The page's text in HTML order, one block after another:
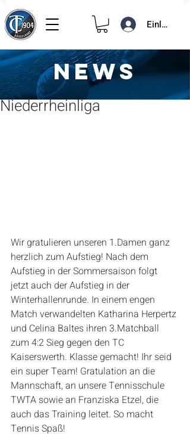
Einloggen
Aufstieg in die
Niederrheinliga
2. Feb. 2020 1 Min. Lesezeit
Wir gratulieren unseren 1.Damen ganz
herzlich zum Aufstieg! Nach dem
Aufstieg in der Sommersaison folgt
jetzt auch der Aufstieg in der
Winterhallenrunde. In einem engen
Match verwandelten Katharina Herpertz
und Celina Baltes ihren 3.Matchball
zum 4:2 Sieg gegen den TC
Kaiserswerth. Klasse gemacht! Ihr seid
ein super Team! Gratulation an die
Mannschaft, an unsere Tennisschule
TWTA sowie an Franziska Etzel, die
auch das Training leitet. So macht
Tennis Spaß!
NEWS